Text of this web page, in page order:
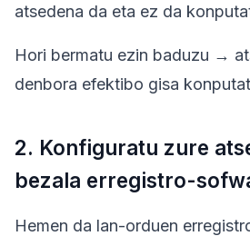
atsedena da eta ez da
Hori bermatu ezin baduzu →
denbora efektibo gisa
2. Konfiguratu zure
bezala erregistro-
Hemen da lan-orduen